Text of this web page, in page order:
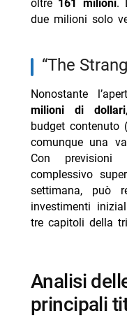
oltre 161 milioni.
due milioni solo
“The
Nonostante
milioni di dollari
budget contenuto
comunque una
Con
complessivo
settimana, può
investimenti
tre capitoli della
Analisi delle prospettive dei
principali